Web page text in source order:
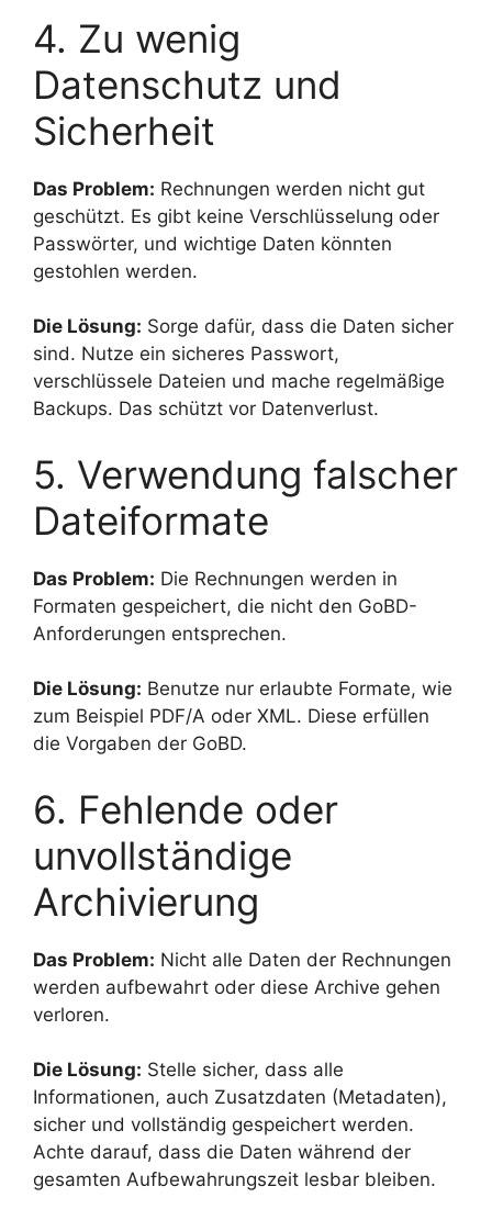
4. Zu wenig
Datenschutz und
Sicherheit
Das Problem: Rechnungen werden nicht gut
geschützt. Es gibt keine Verschlüsselung oder
Passwörter, und wichtige Daten könnten
gestohlen werden.
Die Lösung: Sorge dafür, dass die Daten sicher
sind. Nutze ein sicheres Passwort,
verschlüssele Dateien und mache regelmäßige
Backups. Das schützt vor Datenverlust.
5. Verwendung falscher
Dateiformate
Das Problem: Die Rechnungen werden in
Formaten gespeichert, die nicht den GoBD-
Anforderungen entsprechen.
Die Lösung: Benutze nur erlaubte Formate, wie
zum Beispiel PDF/A oder XML. Diese erfüllen
die Vorgaben der GoBD.
6. Fehlende oder
unvollständige
Archivierung
Das Problem: Nicht alle Daten der Rechnungen
werden aufbewahrt oder diese Archive gehen
verloren.
Die Lösung: Stelle sicher, dass alle
Informationen, auch Zusatzdaten (Metadaten),
sicher und vollständig gespeichert werden.
Achte darauf, dass die Daten während der
gesamten Aufbewahrungszeit lesbar bleiben.